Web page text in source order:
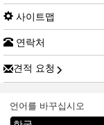
사이트맵
연락처
견적 요청
언어를 바꾸십시오